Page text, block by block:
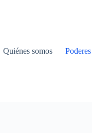
Quiénes somos Poderes